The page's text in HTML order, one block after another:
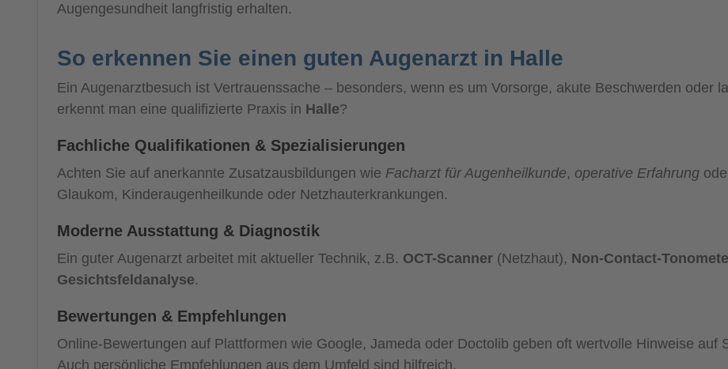
Augengesundheit langfristig erhalten.
So erkennen Sie einen guten Augenarzt in Halle
Ein Augenarztbesuch ist Vertrauenssache – besonders, wenn es um Vorsorge, akute Beschwerden oder
erkennt man eine qualifizierte Praxis in Halle?
Fachliche Qualifikationen & Spezialisierungen
Achten Sie auf anerkannte Zusatzausbildungen wie Facharzt für Augenheilkunde, operative Erfahrung
Glaukom, Kinderaugenheilkunde oder Netzhauterkrankungen.
Moderne Ausstattung & Diagnostik
Ein guter Augenarzt arbeitet mit aktueller Technik, z.B. OCT-Scanner (Netzhaut), Non-Contact-
Gesichtsfeldanalyse.
Bewertungen & Empfehlungen
Online-Bewertungen auf Plattformen wie Google, Jameda oder Doctolib geben oft wertvolle Hinweise auf
Auch persönliche Empfehlungen aus dem Umfeld sind hilfreich.